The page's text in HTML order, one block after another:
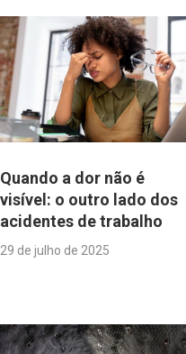
Quando a dor não é
visível: o outro lado dos
acidentes de trabalho
29 de julho de 2025